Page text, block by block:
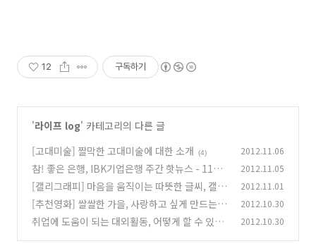
12 구독하기
'라이프 log' 카테고리의 다른 글
[고대미술] 짤막한 고대미술에 대한 소개
(4) 2012.11.06
참! 좋은 은행, IBK기업은행 주간 핫뉴스 - 11월
1주차 (2)
2012.11.05
[캘리그래피] 마음을 움직이는 따뜻한 글씨, 캘리
그래피(Calligraphy)
(18)
2012.11.01
[추천영화] 쌀쌀한 가을, 사랑하고 싶게 만드는
추천영화 Best 3
(14)
2012.10.30
취업에 도움이 되는 대외활동, 어떻게 할 수 있을
2012.10.30